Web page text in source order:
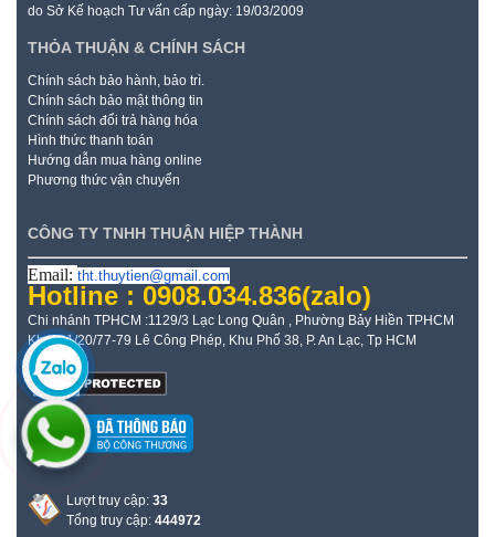
do Sở Kế hoạch Tư vấn cấp ngày: 19/03/2009
THỎA THUẬN & CHÍNH SÁCH
Chính sách bảo hành, bảo trì.
Chính sách bảo mật thông tin
Chính sách đổi trả hàng hóa
Hình thức thanh toán
Hướng dẫn mua hàng online
Phương thức vận chuyển
CÔNG TY TNHH THUẬN HIỆP THÀNH
Email: tht.thuytien@gmail.com
Hotline : 0908.034.836(zalo)
Chi nhánh TPHCM :1129/3 Lạc Long Quân , Phường Bảy Hiền TPHCM
Kho: 21/20/77-79 Lê Công Phép, Khu Phố 38, P. An Lạc, Tp HCM
Lượt truy cập: 33
Tổng truy cập: 444972